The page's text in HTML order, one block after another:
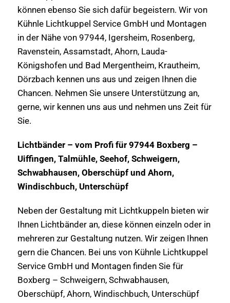
können ebenso Sie sich dafür begeistern. Wir von
Kühnle Lichtkuppel Service GmbH und Montagen
in der Nähe von 97944, Igersheim, Rosenberg,
Ravenstein, Assamstadt, Ahorn, Lauda-
Königshofen und Bad Mergentheim, Krautheim,
Dörzbach kennen uns aus und zeigen Ihnen die
Chancen. Nehmen Sie unsere Unterstützung an,
gerne, wir kennen uns aus und nehmen uns Zeit für
Sie.
Lichtbänder – vom Profi für 97944 Boxberg –
Uiffingen, Talmühle, Seehof, Schweigern,
Schwabhausen, Oberschüpf und Ahorn,
Windischbuch, Unterschüpf
Neben der Gestaltung mit Lichtkuppeln bieten wir
Ihnen Lichtbänder an, diese können einzeln oder in
mehreren zur Gestaltung nutzen. Wir zeigen Ihnen
gern die Chancen. Bei uns von Kühnle Lichtkuppel
Service GmbH und Montagen finden Sie für
Boxberg – Schweigern, Schwabhausen,
Oberschüpf, Ahorn, Windischbuch, Unterschüpf